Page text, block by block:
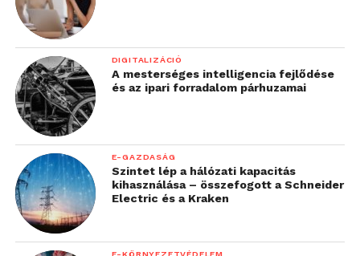
DIGITALIZÁCIÓ
A mesterséges intelligencia fejlődése
és az ipari forradalom párhuzamai
E-GAZDASÁG
Szintet lép a hálózati kapacitás
kihasználása – összefogott a Schneider
Electric és a Kraken